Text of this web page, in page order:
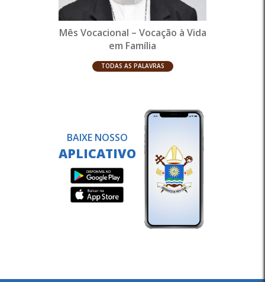
Mês Vocacional – Vocação à Vida
em Família
TODAS AS PALAVRAS
BAIXE NOSSO
APLICATIVO